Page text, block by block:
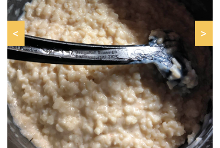
< >